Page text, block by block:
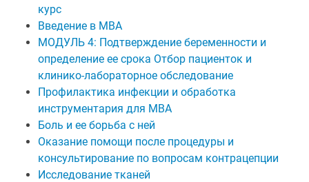
курс
Введение в МВА
МОДУЛЬ 4: Подтверждение беременности и
определение ее срока Отбор пациенток и
клинико-лабораторное обследование
Профилактика инфекции и обработка
инструментария для МВА
Боль и ее борьба с ней
Оказание помощи после процедуры и
консультирование по вопросам контрацепции
Исследование тканей